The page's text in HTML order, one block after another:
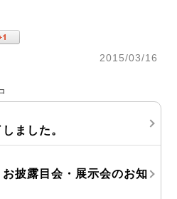
2015/03/16
ました。
披露目会・展示会のお知